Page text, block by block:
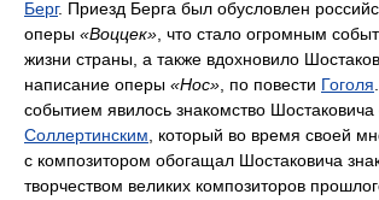
Берг. Приезд Берга был обусловлен
оперы «Воццек», что стало огромным
жизни страны, а также вдохновило
написание оперы «Нос», по повести Гоголя
событием явилось знакомство Шостаковича
Соллертинским, который во время своей
с композитором обогащал Шостаковича
творчеством великих композиторов